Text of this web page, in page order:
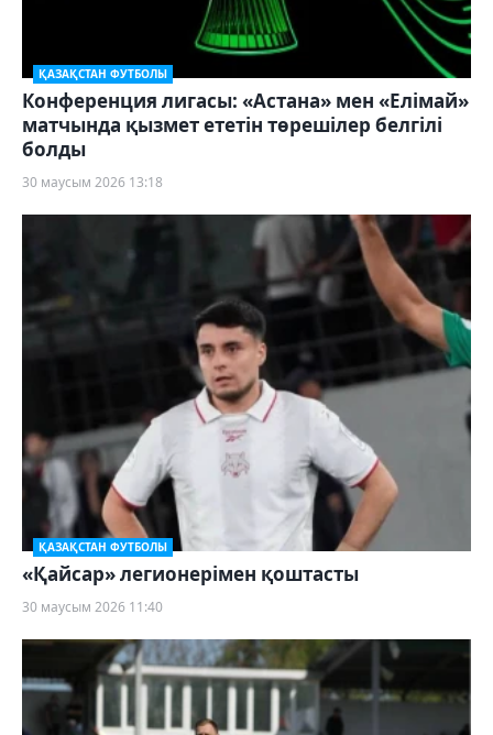
ҚАЗАҚСТАН ФУТБОЛЫ
Конференция лигасы: «Астана» мен «Елімай»
матчында қызмет ететін төрешілер белгілі
болды
30 маусым 2026 13:18
ҚАЗАҚСТАН ФУТБОЛЫ
«Қайсар» легионерімен қоштасты
30 маусым 2026 11:40